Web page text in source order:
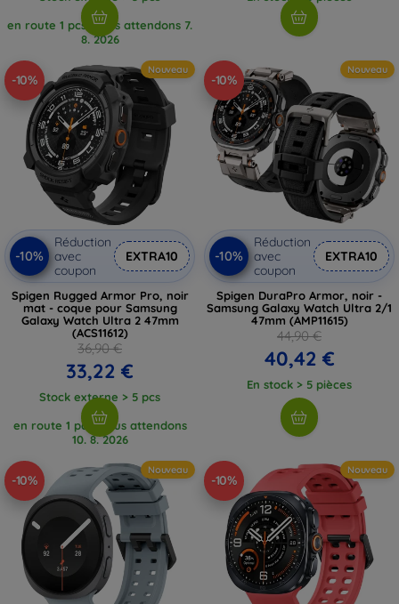
en route 1 pcs, nous attendons 7.
8. 2026
-10%
Nouveau
-10%
Réduction
avec
coupon
EXTRA10
Spigen Rugged Armor Pro, noir
mat - coque pour Samsung
Galaxy Watch Ultra 2 47mm
(ACS11612)
36,90 €
33,22 €
Stock externe > 5 pcs
en route 1 pcs, nous attendons
10. 8. 2026
-10%
Nouveau
-10%
Réduction
avec
coupon
EXTRA10
Spigen DuraPro Armor, noir -
Samsung Galaxy Watch Ultra 2/1
47mm (AMP11615)
44,90 €
40,42 €
En stock > 5 pièces
-10%
Nouveau
-10%
Nouveau